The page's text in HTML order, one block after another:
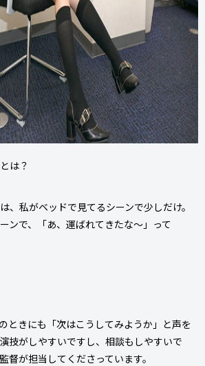
は？
、私がベッドで見てるシーンで少しだけ。
ンで、「あ、運ばれてきたな～」って
ときにも「次はこうしてみようか」と声を
技がしやすいですし、相談もしやすいで
督が担当してくださっています。